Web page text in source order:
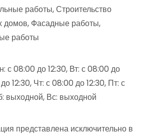
работы, Строительство
домов, Фасадные работы,
работы
с 08:00 до 12:30, Вт: с 08:00 до
12:30, Чт: с 08:00 до 12:30, Пт: с
выходной, Вс: выходной
представлена исключительно в